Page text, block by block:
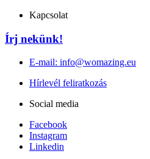
Kapcsolat
Írj nekünk!
E-mail: info@womazing.eu
Hírlevél feliratkozás
Social media
Facebook
Instagram
Linkedin